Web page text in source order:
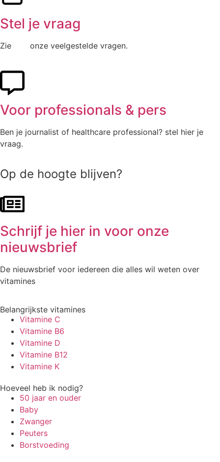
Stel je vraag
Zie onze veelgestelde vragen.
Voor professionals & pers
Ben je journalist of healthcare professional? stel hier je
vraag.
Op de hoogte blijven?
Schrijf je hier in voor onze
nieuwsbrief
De nieuwsbrief voor iedereen die alles wil weten over
vitamines
Belangrijkste vitamines
Vitamine C
Vitamine B6
Vitamine D
Vitamine B12
Vitamine K
Hoeveel heb ik nodig?
50 jaar en ouder
Baby
Zwanger
Peuters
Borstvoeding